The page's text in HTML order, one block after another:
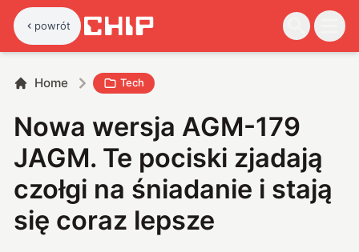
powrót
Home Tech
Nowa wersja AGM-179
JAGM. Te pociski zjadają
czołgi na śniadanie i stają
się coraz lepsze